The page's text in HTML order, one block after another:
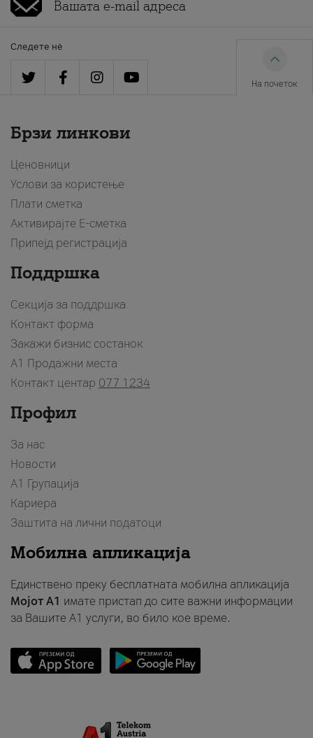
Следете нè
На почеток
Брзи линкови
Ценовници
Услови за користење
Плати сметка
Активирајте Е-сметка
Припејд регистрација
Поддршка
Секција за поддршка
Контакт форма
Закажи бизнис состанок
A1 Продажни места
Контакт центар 077 1234
Профил
За нас
Новости
А1 Групација
Кариера
Заштита на лични податоци
Мобилна апликација
Единствено преку бесплатната мобилна апликација
Мојот A1 имате пристап до сите важни информации
за Вашите A1 услуги, во било кое време.